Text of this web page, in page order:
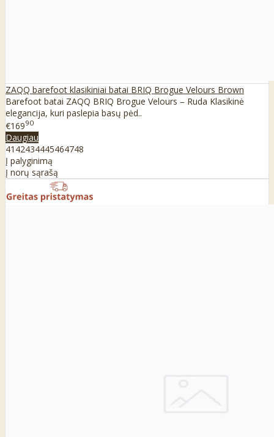
ZAQQ barefoot klasikiniai batai BRIQ Brogue Velours Brown
Barefoot batai ZAQQ BRIQ Brogue Velours – Ruda Klasikinė
elegancija, kuri paslepia basų pėd..
€16990
Daugiau
41 42434445464748
Į palyginimą
Į norų sąrašą